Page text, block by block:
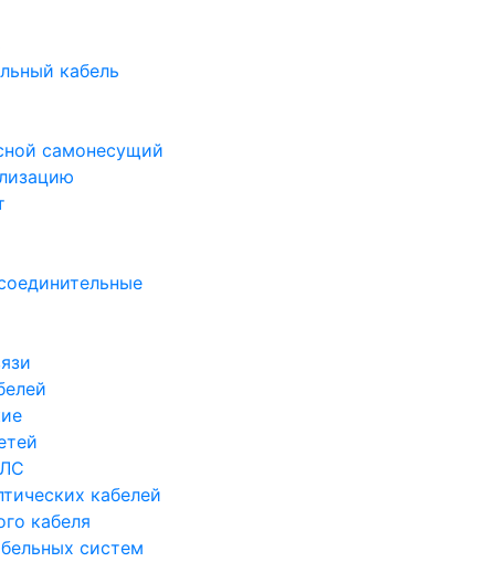
кабель
самонесущий
кабелей
кабеля
систем